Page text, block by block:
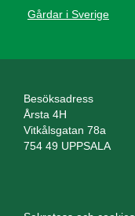
Gårdar i Sverige
Besöksadress
Årsta 4H
Vitkålsgatan 78a
754 49 UPPSALA